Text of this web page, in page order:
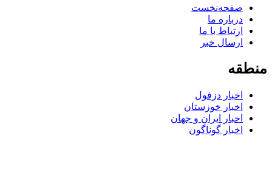
صفحه‌نخست
درباره ما
ارتباط با ما
ارسال خبر
اخبار دزفول
اخبار خوزستان
اخبار ایران و جهان
اخبار گوناگون